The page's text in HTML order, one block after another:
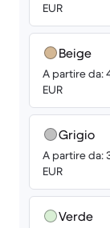
EUR
Beige
A partire da:
EUR
Grigio
A partire da:
EUR
Verde